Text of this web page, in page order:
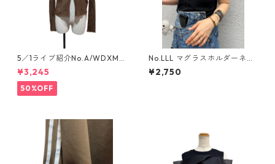
5／1ライブ紹介No.A/WDXM-
777 シアーリブ編みニットカー
ディガン
¥3,245
50%OFF
No.LLL マグラスホルダーネッ
クレス
¥2,750